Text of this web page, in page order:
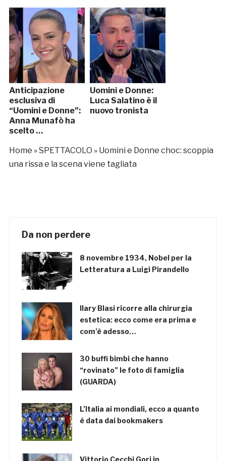
Anticipazione
esclusiva di
“Uomini e Donne”:
Anna Munafò ha
scelto …
Uomini e Donne:
Luca Salatino è il
nuovo tronista
Home »SPETTACOLO » Uomini e Donne choc: scoppia
una rissa e la scena viene tagliata
Da non perdere
8 novembre 1934, Nobel per la
Letteratura a Luigi Pirandello
Ilary Blasi ricorre alla chirurgia
estetica: ecco come era prima e
com’è adesso…
30 buffi bimbi che hanno
“rovinato” le foto di famiglia
(GUARDA)
L’Italia ai mondiali, ecco a quanto
è data dai bookmakers
Vittorio Cecchi Gori in